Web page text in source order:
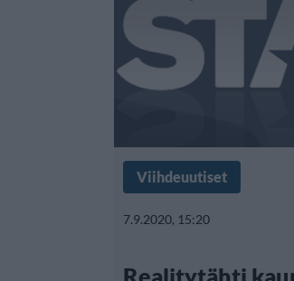
Viihdeuutiset
7.9.2020, 15:20
Realitytähti